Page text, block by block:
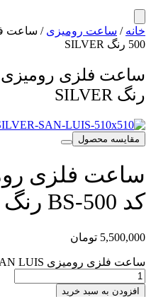
خانه / ساعت رومیزی
500 رنگ SILVER
رنگ SILVER
مقایسه محصول
کد BS-500 رنگ SILVER
5,500,000 تومان
ساعت فلزی رومیزی SAN LUIS کد BS-500 رنگ SILVER عدد
افزودن به سبد خرید